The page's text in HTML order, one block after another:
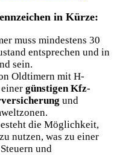
in Kürze:
muss mindestens 30
entsprechen und in
sein.
Oldtimern mit H-
günstigen Kfz-
und
die Möglichkeit,
nutzen, was zu einer
und